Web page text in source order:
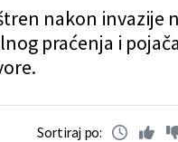
nakon invazije
praćenja i
Sortiraj po: